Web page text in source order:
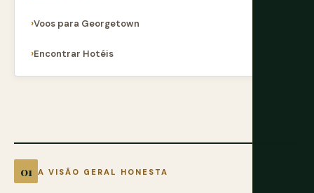
A VISÃO GERAL HONESTA
Voos para Georgetown
Encontrar Hotéis